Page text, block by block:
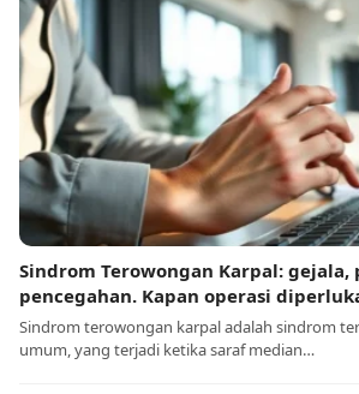
Sindrom Terowongan Karpal: gejala,
pencegahan. Kapan operasi
Sindrom terowongan karpal adalah sindrom
umum, yang terjadi ketika saraf median…